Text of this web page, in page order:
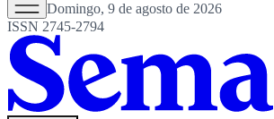
Domingo, 9 de agosto de 2026
ISSN 2745-2794